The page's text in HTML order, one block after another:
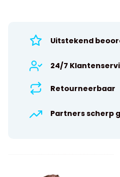
Uitstekend
24/7
Retourneerbaar
Partners scherp